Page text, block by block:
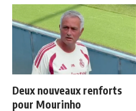
Deux nouveaux renforts
pour Mourinho